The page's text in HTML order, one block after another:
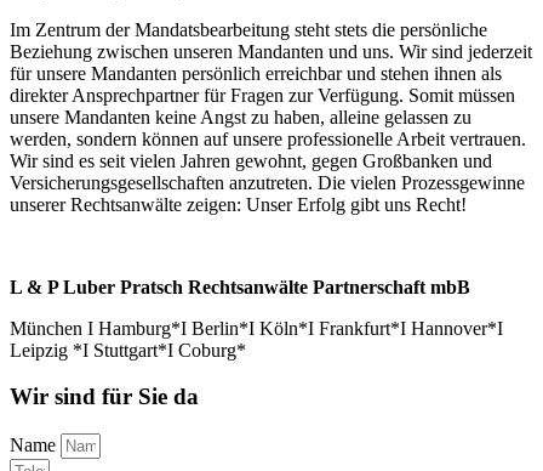
Im Zentrum der Mandatsbearbeitung steht stets die persönliche
Beziehung zwischen unseren Mandanten und uns. Wir sind jederzeit
für unsere Mandanten persönlich erreichbar und stehen ihnen als
direkter Ansprechpartner für Fragen zur Verfügung. Somit müssen
unsere Mandanten keine Angst zu haben, alleine gelassen zu
werden, sondern können auf unsere professionelle Arbeit vertrauen.
Wir sind es seit vielen Jahren gewohnt, gegen Großbanken und
Versicherungsgesellschaften anzutreten. Die vielen Prozessgewinne
unserer Rechtsanwälte zeigen: Unser Erfolg gibt uns Recht!
L & P Luber Pratsch Rechtsanwälte Partnerschaft mbB
München I Hamburg*I Berlin*I Köln*I Frankfurt*I Hannover*I
Leipzig *I Stuttgart*I Coburg*
Wir sind für Sie da
Name